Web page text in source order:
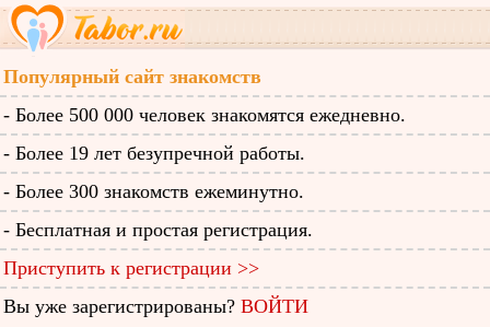
Популярный сайт знакомств
- Более 500 000 человек знакомятся ежедневно.
- Более 19 лет безупречной работы.
- Более 300 знакомств ежеминутно.
- Бесплатная и простая регистрация.
Приступить к регистрации >>
Вы уже зарегистрированы? ВОЙТИ